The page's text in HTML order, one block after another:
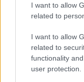
I want to allow
related to
I want to allow
related to
functionality
user protection.
Gyárleállításokkal
tehermentesíti a
STRABAG